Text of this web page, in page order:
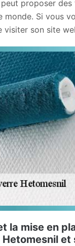
proposer
monde. Si vous
visiter son site
la mise en
et